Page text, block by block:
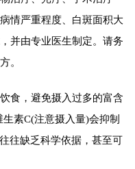
情严重程度、白斑面积大
并由专业医生制定。请务
。
食，避免摄入过多的富含
素C(注意摄入量)会抑制
往缺乏科学依据，甚至可